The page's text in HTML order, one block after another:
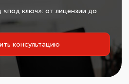
«под ключ»: от лицензии до
консультацию